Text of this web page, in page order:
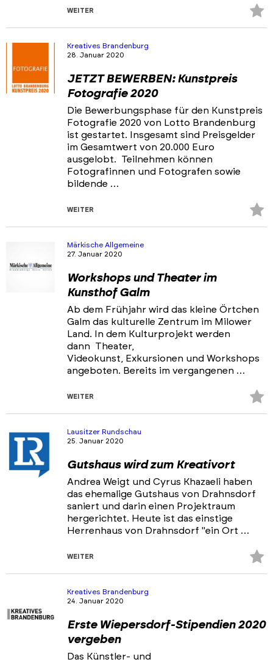
WEITER
Kreatives Brandenburg
28. Januar 2020
JETZT BEWERBEN: Kunstpreis
Fotografie 2020
Die Bewerbungsphase für den Kunstpreis
Fotografie 2020 von Lotto Brandenburg
ist gestartet. Insgesamt sind Preisgelder
im Gesamtwert von 20.000 Euro
ausgelobt. Teilnehmen können
Fotografinnen und Fotografen sowie
bildende …
WEITER
Märkische Allgemeine
27. Januar 2020
Workshops und Theater im
Kunsthof Galm
Ab dem Frühjahr wird das kleine Örtchen
Galm das kulturelle Zentrum im Milower
Land. In dem Kulturprojekt werden
dann Theater,
Videokunst, Exkursionen und Workshops
angeboten. Bereits im vergangenen …
WEITER
Lausitzer Rundschau
25. Januar 2020
Gutshaus wird zum Kreativort
Andrea Weigt und Cyrus Khazaeli haben
das ehemalige Gutshaus von Drahnsdorf
saniert und darin einen Projektraum
hergerichtet. Heute ist das einstige
Herrenhaus von Drahnsdorf "ein Ort …
WEITER
Kreatives Brandenburg
24. Januar 2020
Erste Wiepersdorf-Stipendien 2020
vergeben
Das Künstler- und